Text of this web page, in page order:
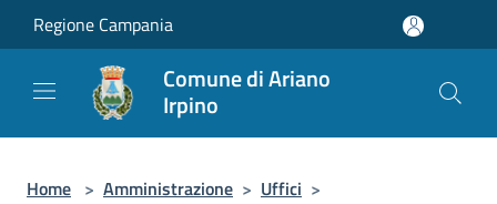
Salta al contenuto principale
Regione Campania
Comune di Ariano
Irpino
Home > Amministrazione > Uffici >